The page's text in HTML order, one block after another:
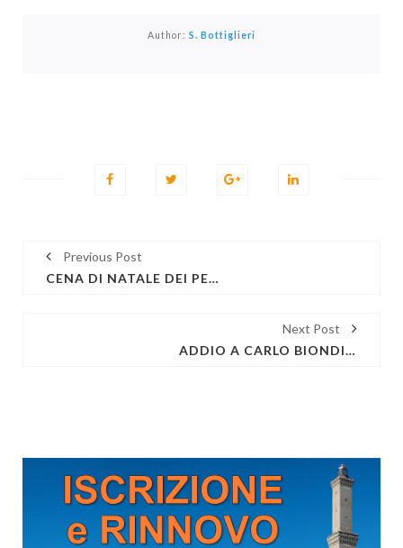
Author: S. Bottiglieri
Previous Post
CENA DI NATALE DEI PENALISTI GENOVESI PER LO SCAMBIO DEGLI AUGURI, IL 13 DICEMBRE 2019 ALLA PAGODA DI NERVI
Next Post
ADDIO A CARLO BIONDI, CI HA LASCITO UN ALTRO GRANDE COLLEGA, UNA GRAVE PERDITA PER TUTTO IL FORO GENOVESE